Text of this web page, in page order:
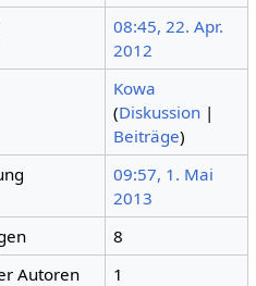
08:45, 22. Apr.
2012
Kowa
(Diskussion |
Beiträge)
09:57, 1. Mai
2013
8
Autoren
1